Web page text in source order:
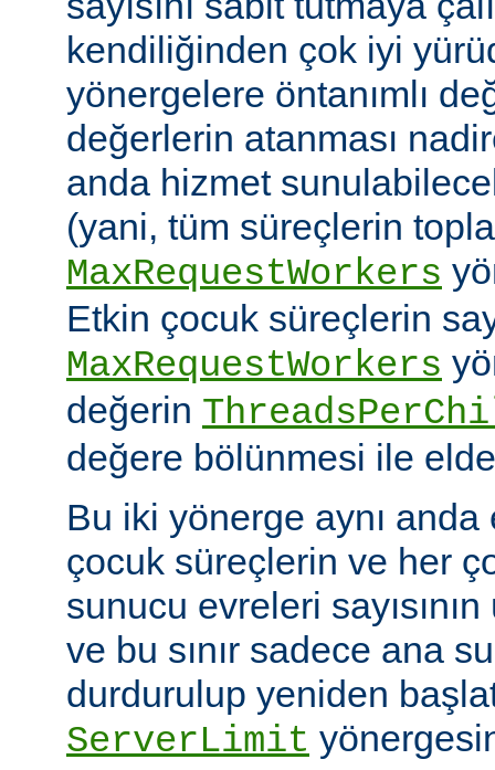
kendiliğinden çok iyi
yönergelere öntanımlı
değerlerin atanması
anda hizmet
(yani, tüm süreçlerin
MaxRequestWorkers
Etkin çocuk süreçlerin
MaxRequestWorkers
değerin
değere bölünmesi ile
Bu iki yönerge aynı
çocuk süreçlerin ve her
sunucu evreleri sayısının
ve bu sınır sadece ana
durdurulup yeniden
ServerLimit